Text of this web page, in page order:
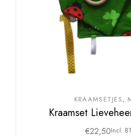
KRAAMSETJES
Kraamset
€22,50Incl.